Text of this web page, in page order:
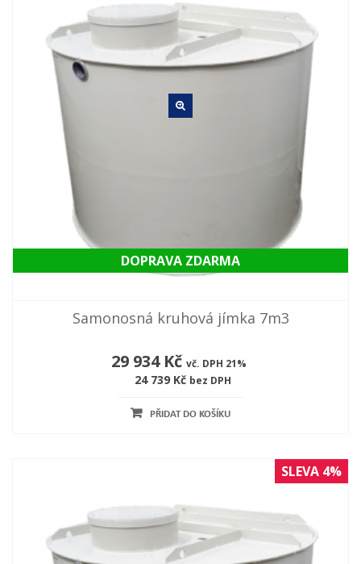
DOPRAVA ZDARMA
Samonosná kruhová jímka 7m3
29 934 Kč vč. DPH 21%
24 739 Kč bez DPH
PŘIDAT DO KOŠÍKU
SLEVA 4%